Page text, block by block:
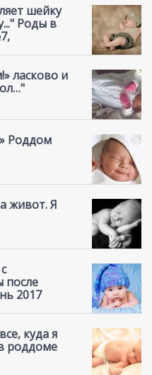
шейку
Роды в
ласково и
Роддом
живот. Я
2017
куда я
роддоме